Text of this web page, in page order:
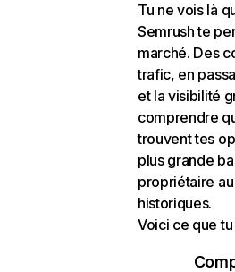
Tu ne vois là
Semrush te
marché. Des
trafic, en
et la visibilité
comprendre
trouvent tes
plus grande
propriétaire
historiques.
Voici ce que